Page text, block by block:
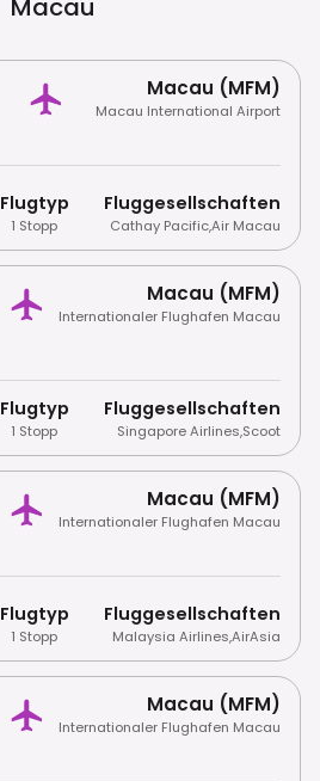
Macau (MFM)
Macau International Airport
Flugtyp
1 Stopp
Fluggesellschaften
Cathay Pacific,Air Macau
Macau (MFM)
Internationaler Flughafen Macau
Flugtyp
1 Stopp
Fluggesellschaften
Singapore Airlines,Scoot
Macau (MFM)
Internationaler Flughafen Macau
Flugtyp
1 Stopp
Fluggesellschaften
Malaysia Airlines,AirAsia
Macau (MFM)
Internationaler Flughafen Macau